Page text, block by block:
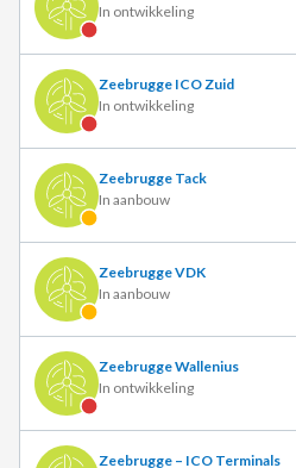
In ontwikkeling
Zeebrugge ICO Zuid
In ontwikkeling
Zeebrugge Tack
In aanbouw
Zeebrugge VDK
In aanbouw
Zeebrugge Wallenius
In ontwikkeling
Zeebrugge – ICO Terminals